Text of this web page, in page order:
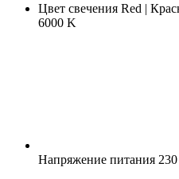
Цвет свечения Red |
6000 K
Напряжение питания